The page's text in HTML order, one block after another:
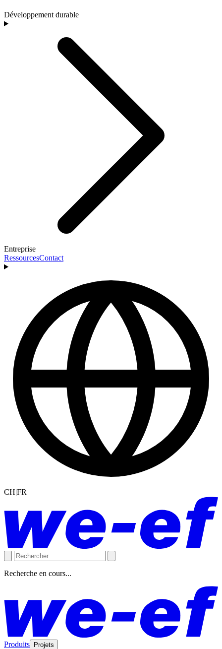
Développement durable
Entreprise
RessourcesContact
CH|FR
Recherche en cours...
Produits Projets